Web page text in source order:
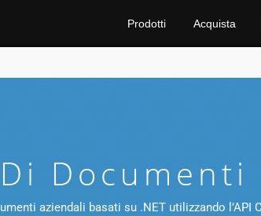
Prodotti Acquista
Documenti
aziendali basati su .NET utilizzando